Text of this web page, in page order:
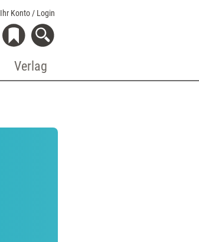
Ihr Konto / Login
Verlag